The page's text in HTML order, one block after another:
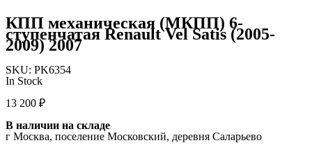
КПП механическая (МКПП) 6-
ступенчатая Renault Vel Satis (2005-
2009) 2007
SKU: PK6354
In Stock
13 200 ₽
В наличии на складе
г Москва, поселение Московский, деревня Саларьево